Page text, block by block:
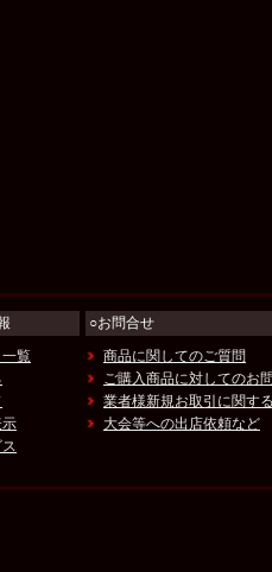
覧
○お問合せ
商品に関してのご質問
ご購入商品に対してのお
業者様新規お取引に関す
大会等への出店依頼など